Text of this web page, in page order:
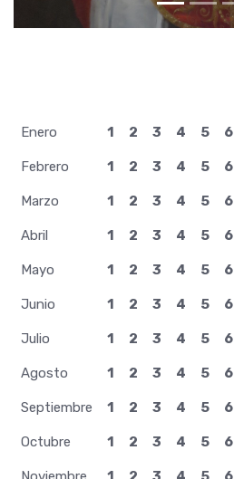
Enero 1 2 3 4 5 6
Febrero 1 2 3 4 5 6
Marzo 1 2 3 4 5 6
Abril 1 2 3 4 5 6
Mayo 1 2 3 4 5 6
Junio 1 2 3 4 5 6
Julio 1 2 3 4 5 6
Agosto 1 2 3 4 5 6
Septiembre 1 2 3 4 5 6
Octubre 1 2 3 4 5 6